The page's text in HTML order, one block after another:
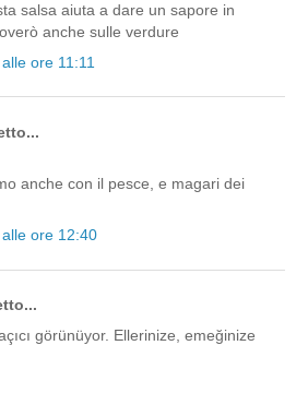
salsa aiuta a dare un sapore in
anche sulle verdure
ore 11:11
anche con il pesce, e magari dei
ore 12:40
görünüyor. Ellerinize, emeğinize